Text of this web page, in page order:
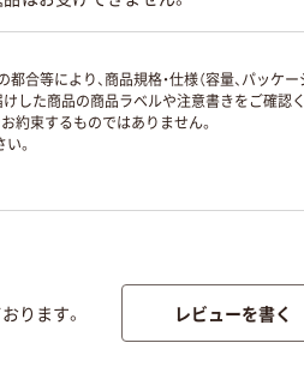
等により、商品規格・仕様（容量、パッケ
た商品の商品ラベルや注意書きをご確認
約束するものではありません。
。
ります。 レビューを書く